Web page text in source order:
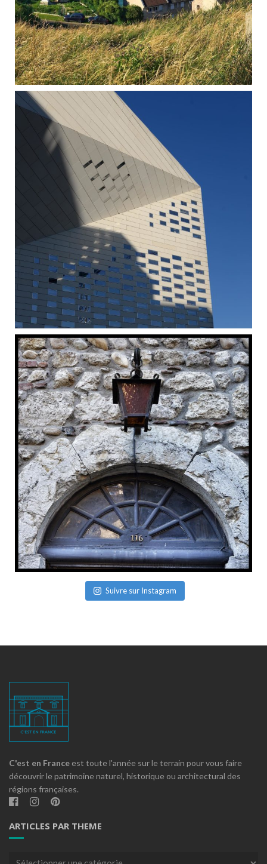
Suivre sur Instagram
C'est en France est toute l'année sur le terrain pour vous faire
découvrir le patrimoine naturel, historique ou architectural des
régions françaises.
ARTICLES PAR THEME
Articles